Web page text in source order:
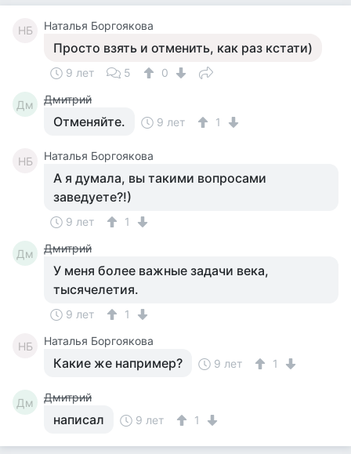
НБ Наталья Боргоякова
Просто взять и отменить, как раз кстати)
9 лет 5 0
Дм Дмитрий
Отменяйте. 9 лет 1
НБ Наталья Боргоякова
А я думала, вы такими вопросами
заведуете?!)
9 лет 1
Дм Дмитрий
У меня более важные задачи века,
тысячелетия.
9 лет 1
НБ Наталья Боргоякова
Какие же например? 9 лет 1
Дм Дмитрий
написал 9 лет 1